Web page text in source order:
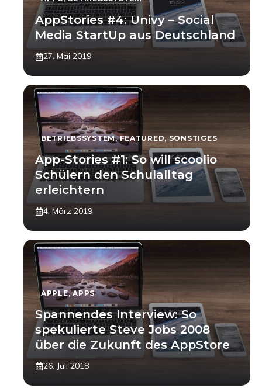
AppStories #4: Univy – Social
Media StartUp aus Deutschland
27. Mai 2019
BETRIEBSSYSTEM,FEATURED,SONSTIGES
App-Stories #1: So will scoolio
Schülern den Schulalltag
erleichtern
4. März 2019
APPLE,APPS
Spannendes Interview: So
spekulierte Steve Jobs 2008
über die Zukunft des AppStore
26. Juli 2018